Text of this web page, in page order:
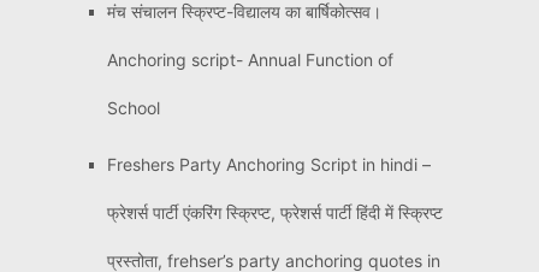
मंच संचालन स्क्रिप्ट-विद्यालय का बार्षिकोत्सव।
Anchoring script- Annual Function of
School
Freshers Party Anchoring Script in hindi –
फ्रेशर्स पार्टी एंकरिंग स्क्रिप्ट, फ्रेशर्स पार्टी हिंदी में स्क्रिप्ट
प्रस्तोता, frehser’s party anchoring quotes in